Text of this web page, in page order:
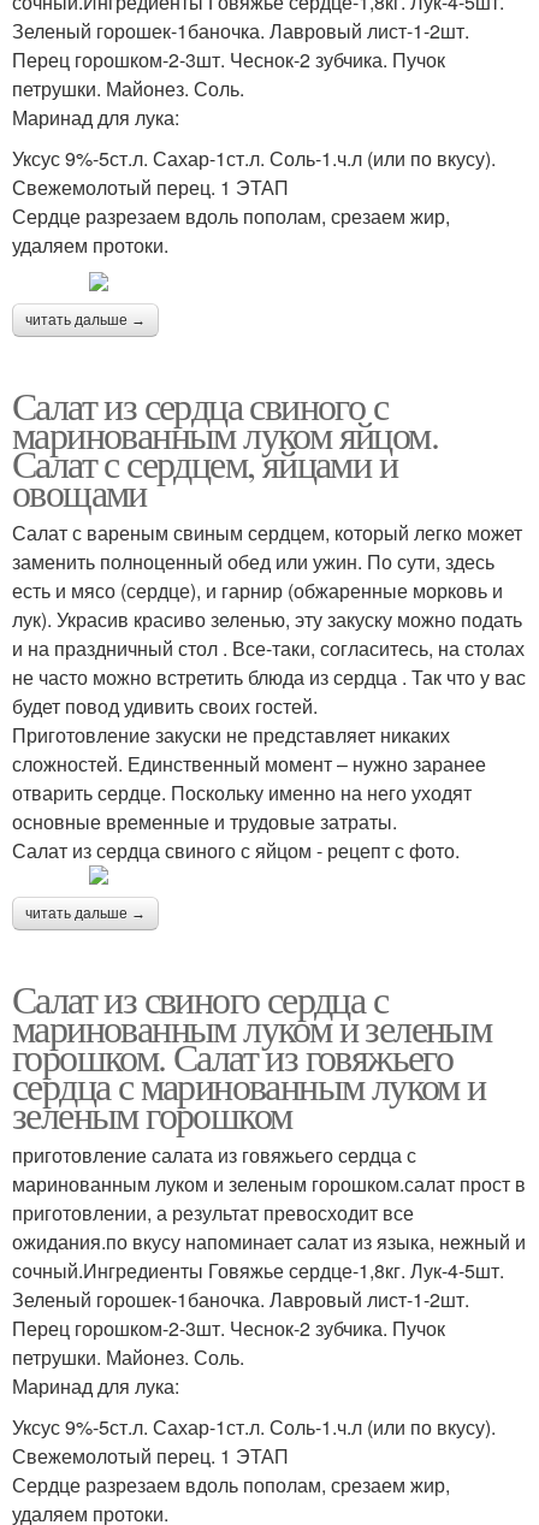
Зеленый горошек-1баночка. Лавровый лист-1-2шт.
Перец горошком-2-3шт. Чеснок-2 зубчика. Пучок
петрушки. Майонез. Соль.
Маринад для лука:
Уксус 9%-5ст.л. Сахар-1ст.л. Соль-1.ч.л (или по вкусу).
Свежемолотый перец. 1 ЭТАП
Сердце разрезаем вдоль пополам, срезаем жир,
удаляем протоки.
читать дальше →
Салат из сердца свиного с
маринованным луком яйцом.
Салат с сердцем, яйцами и
овощами
Салат с вареным свиным сердцем, который легко может
заменить полноценный обед или ужин. По сути, здесь
есть и мясо (сердце), и гарнир (обжаренные морковь и
лук). Украсив красиво зеленью, эту закуску можно подать
и на праздничный стол . Все-таки, согласитесь, на столах
не часто можно встретить блюда из сердца . Так что у вас
будет повод удивить своих гостей.
Приготовление закуски не представляет никаких
сложностей. Единственный момент – нужно заранее
отварить сердце. Поскольку именно на него уходят
основные временные и трудовые затраты.
Салат из сердца свиного с яйцом - рецепт с фото.
читать дальше →
Салат из свиного сердца с
маринованным луком и зеленым
горошком. Салат из говяжьего
сердца с маринованным луком и
зеленым горошком
приготовление салата из говяжьего сердца с
маринованным луком и зеленым горошком.салат прост в
приготовлении, а результат превосходит все
ожидания.по вкусу напоминает салат из языка, нежный и
сочный.Ингредиенты Говяжье сердце-1,8кг. Лук-4-5шт.
Зеленый горошек-1баночка. Лавровый лист-1-2шт.
Перец горошком-2-3шт. Чеснок-2 зубчика. Пучок
петрушки. Майонез. Соль.
Маринад для лука:
Уксус 9%-5ст.л. Сахар-1ст.л. Соль-1.ч.л (или по вкусу).
Свежемолотый перец. 1 ЭТАП
Сердце разрезаем вдоль пополам, срезаем жир,
удаляем протоки.